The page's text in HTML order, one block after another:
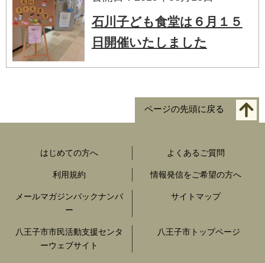
石川子ども食堂は６月１５
日開催いたしました
ページの先頭に戻る
はじめての方へ よくあるご質問
利用規約 情報発信をご希望の方へ
メールマガジンバックナンバ
ー
サイトマップ
八王子市市民活動支援センタ
ーウェブサイト
八王子市トップページ